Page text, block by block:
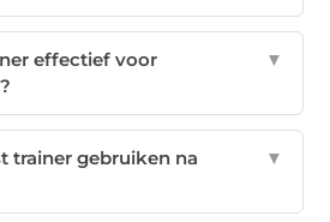
effectief voor
▼
trainer gebruiken na
▼